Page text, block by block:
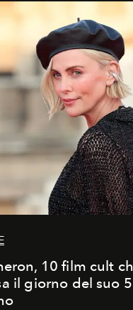
10 film cult
il giorno del suo